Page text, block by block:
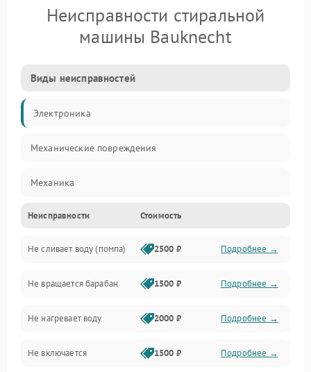
Неисправности стиральной
машины Bauknecht
Виды неисправностей
Электроника
Механические повреждения
Механика
Электропитание
Водоснабжение
Слив
Программное обеспечение
Неисправности Стоимость
Не сливает воду (помпа) 2500 ₽ Подробнее →
Не вращается барабан 1500 ₽ Подробнее →
Не нагревает воду 2000 ₽ Подробнее →
Не включается 1500 ₽ Подробнее →